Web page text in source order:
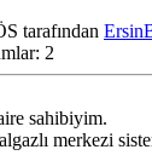
tarafından
2
sahibiyim.
merkezi